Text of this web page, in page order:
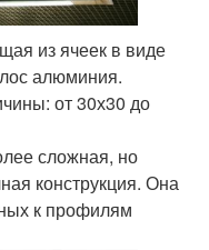
из ячеек в виде
алюминия.
от 30х30 до
сложная, но
конструкция. Она
к профилям